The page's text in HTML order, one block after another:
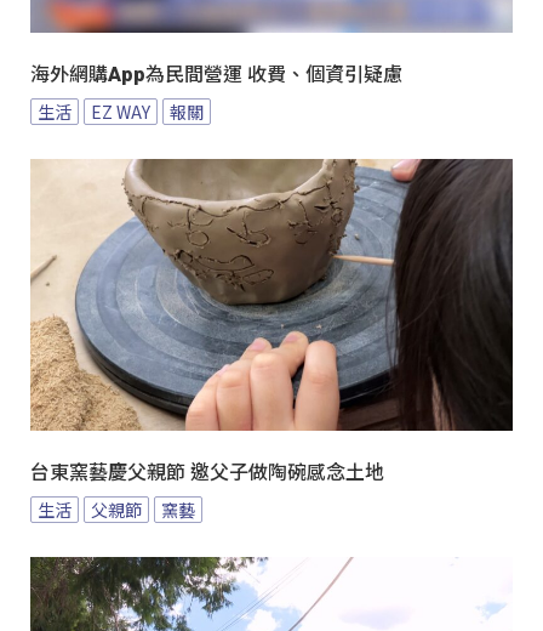
海外網購App為民間營運 收費、個資引疑慮
生活 EZ WAY 報關
台東窯藝慶父親節 邀父子做陶碗感念土地
生活 父親節 窯藝